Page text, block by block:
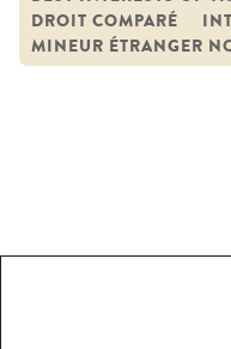
dans un océan
agité.Pourtant les enjeux
DROIT COMPARÉ
MINEUR ÉTRANGER